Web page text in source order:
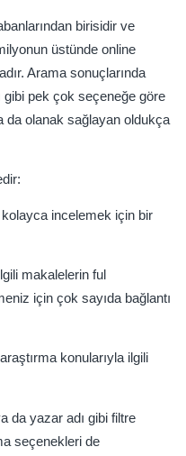
birisidir ve
üstünde online
Arama sonuçlarında
gibi pek çok seçeneğe göre
da olanak sağlayan oldukça
incelemek için bir
makalelerin ful
için çok sayıda bağlantı
konularıyla ilgili
da yazar adı gibi filtre
seçenekleri de